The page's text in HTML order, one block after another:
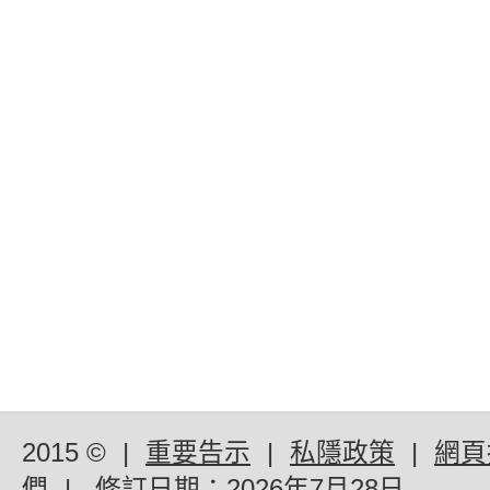
2015 © | 重要告示 | 私隱政策 |
網